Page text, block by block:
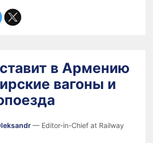
в Армению
вагоны и
— Editor-in-Chief at Railway